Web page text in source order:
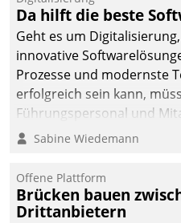
Da hilft die beste
Geht es um
innovative
Prozesse und modernste
erfolgreich sein kann,
Führungspersonal und
verändern und
Sabine Wiedemann
Offene Plattform
Brücken bauen
Drittanbietern